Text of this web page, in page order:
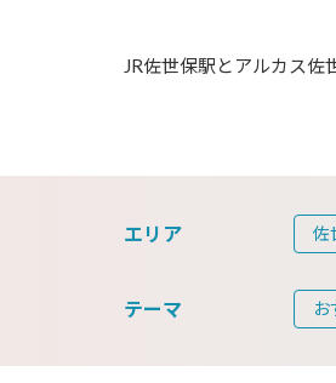
JR佐世保駅とアルカス
エリア 佐
テーマ お